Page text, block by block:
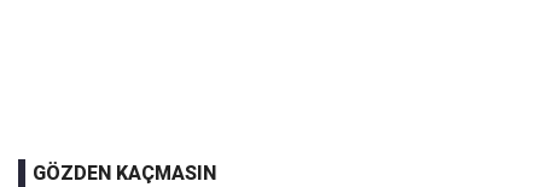
GÖZDEN KAÇMASIN